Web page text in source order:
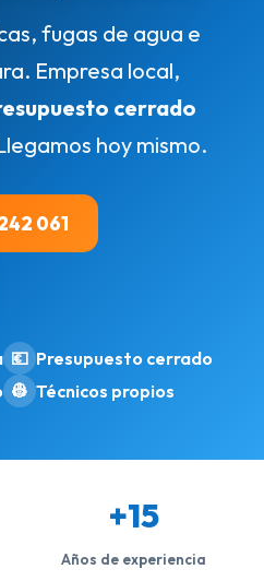
fugas de agua e
Empresa local,
cerrado
hoy mismo.
061
💶 Presupuesto cerrado
👷 Técnicos propios
+15
Años de experiencia